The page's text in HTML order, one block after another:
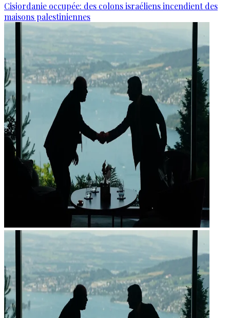
Cisjordanie occupée: des colons israéliens incendient des
maisons palestiniennes